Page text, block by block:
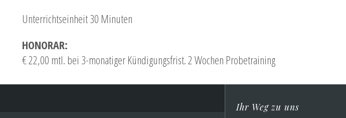
Unterrichtseinheit 30 Minuten
HONORAR:
€ 22,00 mtl. bei 3-monatiger Kündigungsfrist. 2 Wochen Probetraining
Ihr Weg zu uns